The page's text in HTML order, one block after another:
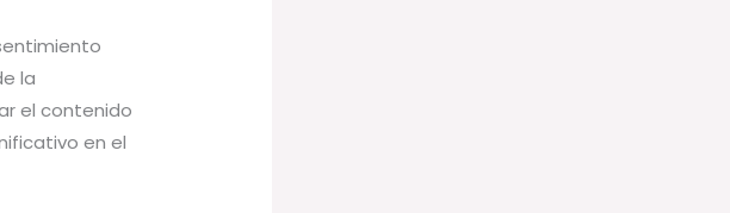
la
el contenido
en el